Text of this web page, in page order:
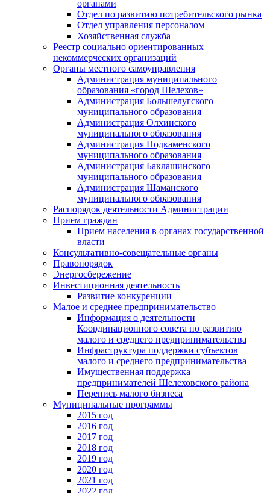
органами
Отдел по развитию потребительского рынка
Отдел управления персоналом
Хозяйственная служба
Реестр социально ориентированных
некоммерческих организаций
Органы местного самоуправления
Администрация муниципального
образования «город Шелехов»
Администрация Большелугского
муниципального образования
Администрация Олхинского
муниципального образования
Администрация Подкаменского
муниципального образования
Администрация Баклашинского
муниципального образования
Администрация Шаманского
муниципального образования
Распорядок деятельности Администрации
Прием граждан
Прием населения в органах государственной
власти
Консультативно-совещательные органы
Правопорядок
Энергосбережение
Инвестиционная деятельность
Развитие конкуренции
Малое и среднее предпринимательство
Информация о деятельности
Координационного совета по развитию
малого и среднего предпринимательства
Инфраструктура поддержки субъектов
малого и среднего предпринимательства
Имущественная поддержка
предпринимателей Шелеховского района
Перепись малого бизнеса
Муниципальные программы
2015 год
2016 год
2017 год
2018 год
2019 год
2020 год
2021 год
2022 год